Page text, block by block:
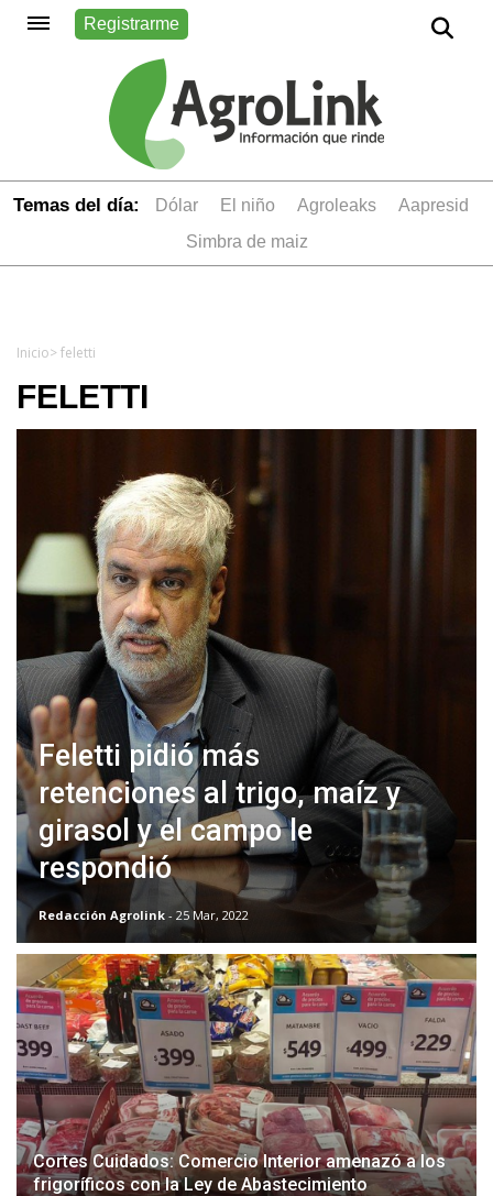
Registrarme
Temas del día: dólar el niño Agroleaks
aapresid
simbra de maiz
Inicio> feletti
FELETTI
Feletti pidió más
retenciones al trigo, maíz y
girasol y el campo le
respondió
Redacción Agrolink - 25 Mar, 2022
Cortes Cuidados: Comercio Interior amenazó a los
frigoríficos con la Ley de Abastecimiento